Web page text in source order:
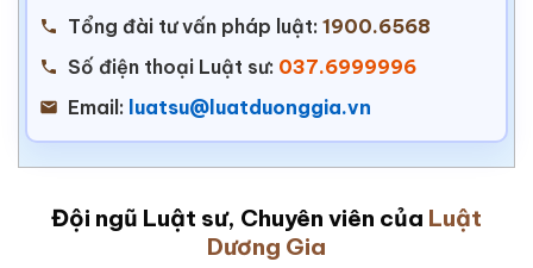
Tổng đài tư vấn pháp luật: 1900.6568
Số điện thoại Luật sư: 037.6999996
Email: luatsu@luatduonggia.vn
Đội ngũ Luật sư, Chuyên viên của Luật
Dương Gia